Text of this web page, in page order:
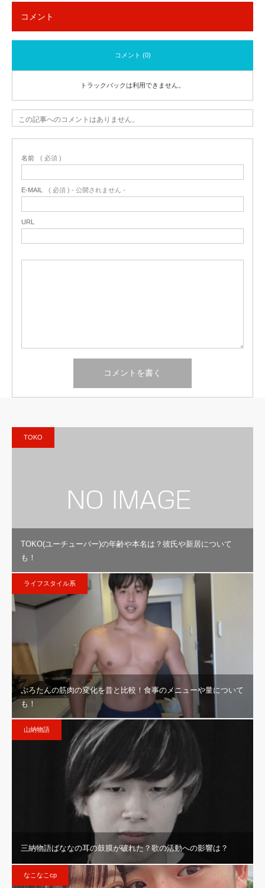
コメント
コメント (0)
トラックバックは利用できません。
この記事へのコメントはありません。
名前 ( 必須 )
E-MAIL ( 必須 ) - 公開されません -
URL
TOKO
TOKO(ユーチューバー)の年齢や本名は？彼氏や新居について
も！
ライフスタイル系
ぷろたんの筋肉の変化を昔と比較！食事のメニューや量について
も！
山納物語
三納物語ばななの耳の鼓膜が破れた？歌の活動への影響は？
なこなこcp